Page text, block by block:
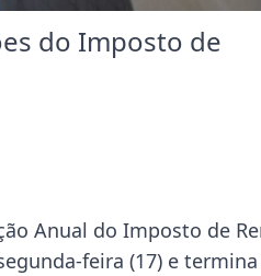
do Imposto de
Anual do Imposto de
feira (17) e termina